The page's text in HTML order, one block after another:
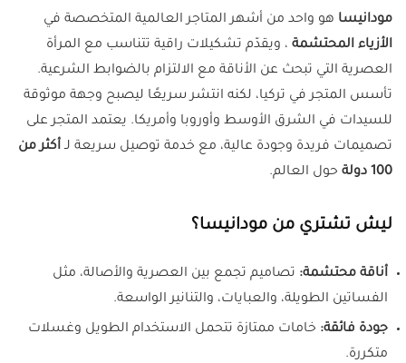
مودانيسا هو واحد من أشهر المتاجر العالمية المتخصصة في
الأزياء المحتشمة ، ويقدّم تشكيلات راقية تتناسب مع المرأة
العصرية التي تبحث عن الأناقة مع الالتزام بالضوابط الشرعية.
تأسس المتجر في تركيا، لكنه انتشر سريعًا ليصبح وجهة موثوقة
للسيدات في الشرق الأوسط وأوروبا وأمريكا. يعتمد المتجر على
تصميمات فريدة وجودة عالية، مع خدمة توصيل سريعة لـأكثر من
100 دولة
حول العالم.
ليش تشتري من مودانيسا؟
أناقة محتشمة: تصاميم تجمع بين العصرية والأصالة، مثل
الفساتين الطويلة، والعبايات، والتنانير الواسعة.
جودة فائقة: خامات ممتازة تتحمل الاستخدام الطويل وغسلات
متكررة.